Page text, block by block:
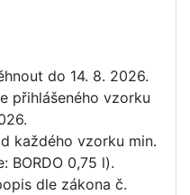
do 14. 8. 2026.
přihlášeného vzorku
každého vzorku min.
BORDO 0,75 l).
dle zákona č.